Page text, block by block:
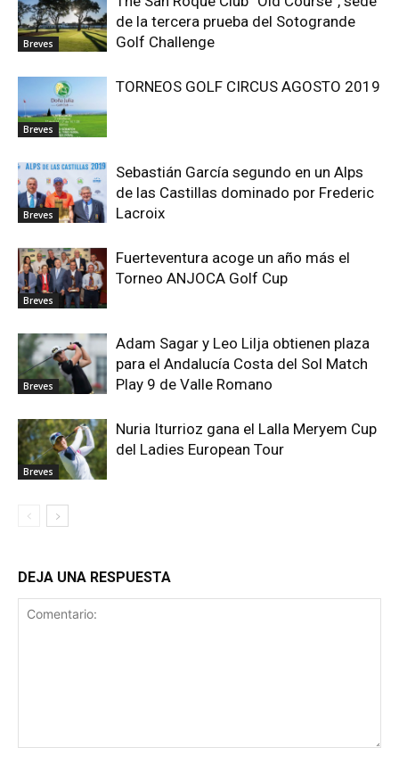
Breves
de la tercera prueba del Sotogrande
Golf Challenge
Breves
TORNEOS GOLF CIRCUS AGOSTO 2019
Breves
Sebastián García segundo en un Alps
de las Castillas dominado por Frederic
Lacroix
Breves
Fuerteventura acoge un año más el
Torneo ANJOCA Golf Cup
Breves
Adam Sagar y Leo Lilja obtienen plaza
para el Andalucía Costa del Sol Match
Play 9 de Valle Romano
Breves
Nuria Iturrioz gana el Lalla Meryem Cup
del Ladies European Tour
DEJA UNA RESPUESTA